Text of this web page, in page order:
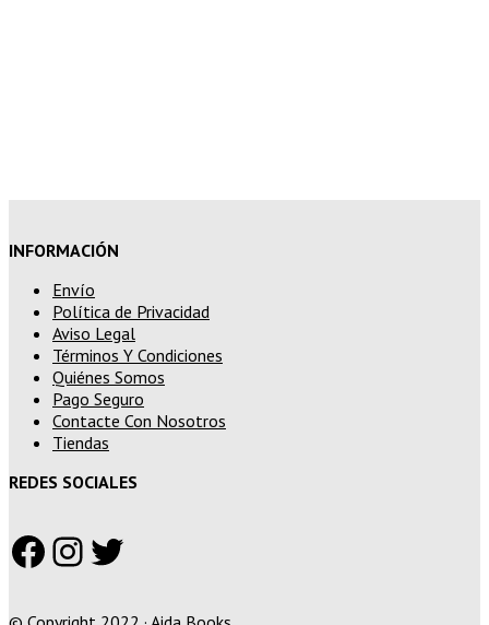
INFORMACIÓN
Envío
Política de Privacidad
Aviso Legal
Términos Y Condiciones
Quiénes Somos
Pago Seguro
Contacte Con Nosotros
Tiendas
REDES SOCIALES
Facebook
Instagram
Twitter